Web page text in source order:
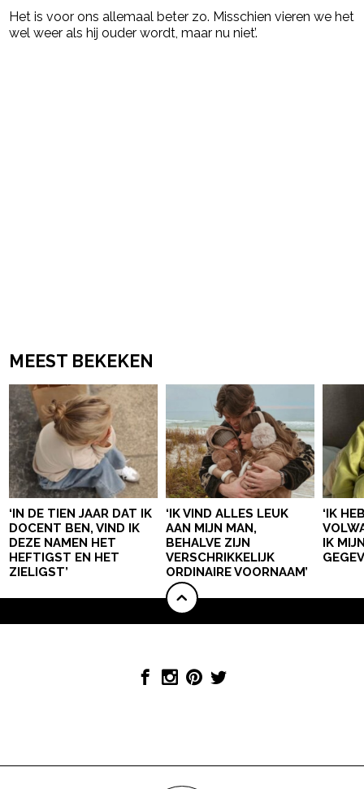
Het is voor ons allemaal beter zo. Misschien vieren we het
wel weer als hij ouder wordt, maar nu niet’.
MEEST BEKEKEN
‘IN DE TIEN JAAR DAT IK
DOCENT BEN, VIND IK
DEZE NAMEN HET
HEFTIGST EN HET
ZIELIGST’
‘IK VIND ALLES LEUK
AAN MIJN MAN,
BEHALVE ZIJN
VERSCHRIKKELIJK
ORDINAIRE VOORNAAM’
‘IK
IK